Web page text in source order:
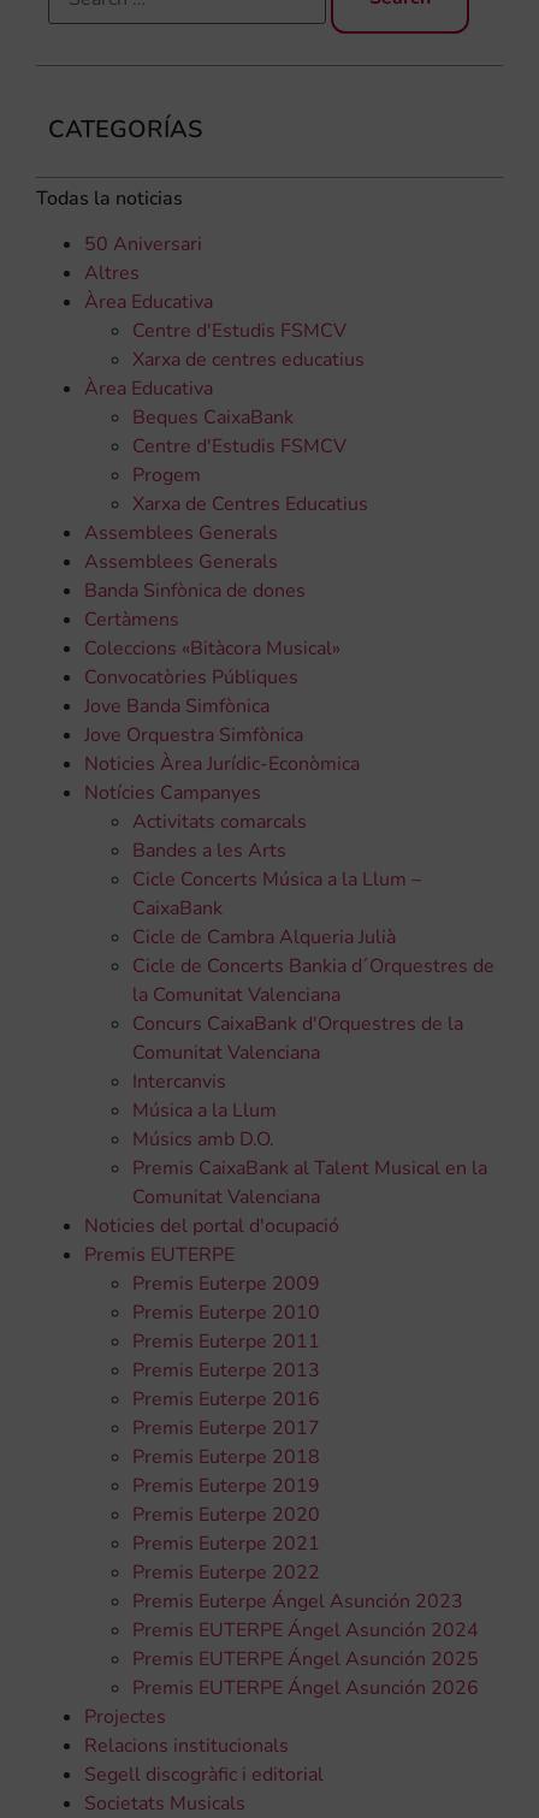
CATEGORÍAS
Todas la noticias
50 Aniversari
Altres
Àrea Educativa
Centre d'Estudis FSMCV
Xarxa de centres educatius
Àrea Educativa
Beques CaixaBank
Centre d'Estudis FSMCV
Progem
Xarxa de Centres Educatius
Assemblees Generals
Assemblees Generals
Banda Sinfònica de dones
Certàmens
Coleccions «Bitàcora Musical»
Convocatòries Públiques
Jove Banda Simfònica
Jove Orquestra Simfònica
Noticies Àrea Jurídic-Econòmica
Notícies Campanyes
Activitats comarcals
Bandes a les Arts
Cicle Concerts Música a la Llum –
CaixaBank
Cicle de Cambra Alqueria Julià
Cicle de Concerts Bankia d´Orquestres de
la Comunitat Valenciana
Concurs CaixaBank d'Orquestres de la
Comunitat Valenciana
Intercanvis
Música a la Llum
Músics amb D.O.
Premis CaixaBank al Talent Musical en la
Comunitat Valenciana
Noticies del portal d'ocupació
Premis EUTERPE
Premis Euterpe 2009
Premis Euterpe 2010
Premis Euterpe 2011
Premis Euterpe 2013
Premis Euterpe 2016
Premis Euterpe 2017
Premis Euterpe 2018
Premis Euterpe 2019
Premis Euterpe 2020
Premis Euterpe 2021
Premis Euterpe 2022
Premis Euterpe Ángel Asunción 2023
Premis EUTERPE Ángel Asunción 2024
Premis EUTERPE Ángel Asunción 2025
Premis EUTERPE Ángel Asunción 2026
Projectes
Relacions institucionals
Segell discogràfic i editorial
Societats Musicals